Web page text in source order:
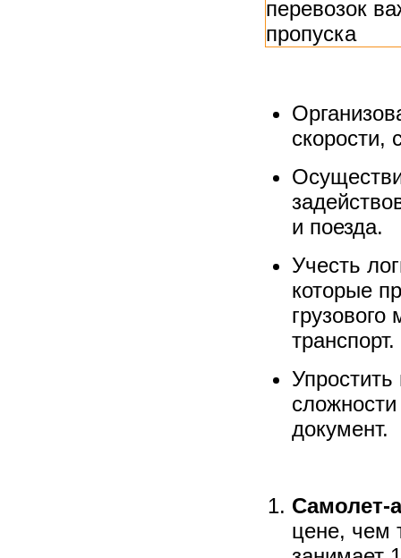
скорости,
и поезда.
Учесть
которые
транспорт.
документ.
Самолет-
цене, чем